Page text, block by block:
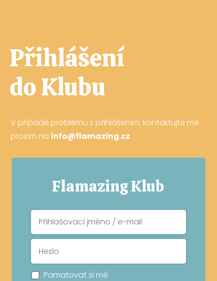
Přihlášení
do Klubu
V případě problému s přihlášením, kontaktujte mě
prosím na info@flamazing.cz
Flamazing Klub
Pamatovat si mě